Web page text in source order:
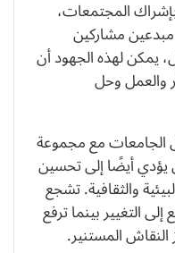
المجتمعات،
مشاركين
يمكن لهذه الجهود أن
والعمل وحل
الجامعات مع مجموعة
يؤدي أيضًا إلى تحسين
والثقافية. تشجع
التغيير بينما ترفع
النقاش المستنير.